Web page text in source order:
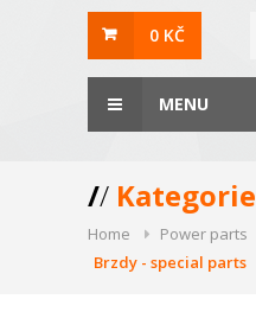
0 KČ
MENU
// Kategorie
Home Power parts
Brzdy - special parts